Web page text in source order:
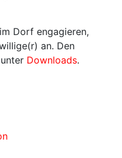
Dorf engagieren,
an. Den
Downloads.